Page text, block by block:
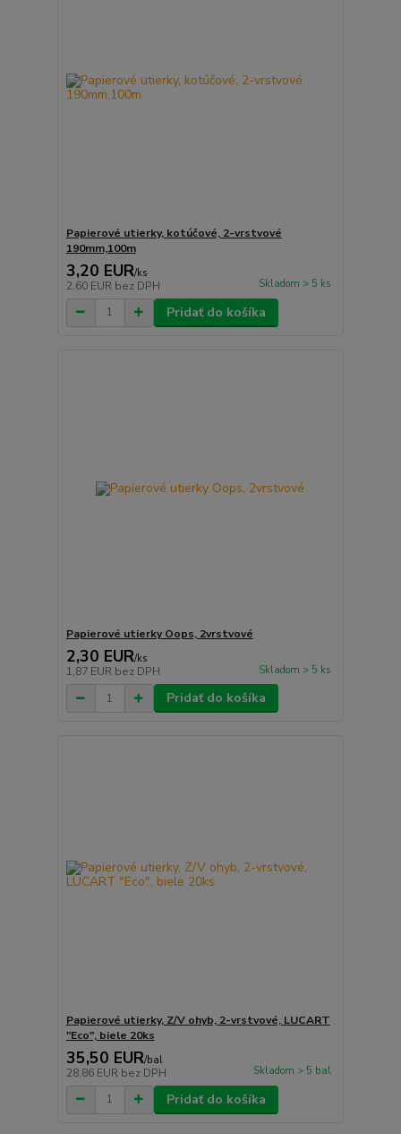
Papierové utierky, kotúčové, 2-vrstvové
190mm,100m
3,20 EUR/ks
2,60 EUR bez DPH Skladom > 5 ks
Pridať do košíka
Papierové utierky Oops, 2vrstvové
2,30 EUR/ks
1,87 EUR bez DPH Skladom > 5 ks
Pridať do košíka
Papierové utierky, Z/V ohyb, 2-vrstvové, LUCART
"Eco", biele 20ks
35,50 EUR/bal
28,86 EUR bez DPH Skladom > 5 bal
Pridať do košíka